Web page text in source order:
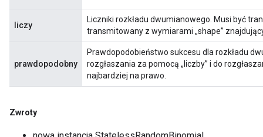
liczy
Liczniki rozkładu dwumianowego. Musi być
transmitowany z wymiarami „shape”
prawdopodobny
Prawdopodobieństwo sukcesu dla rozkładu
rozgłaszania za pomocą „liczby” i do
najbardziej na prawo.
Zwroty